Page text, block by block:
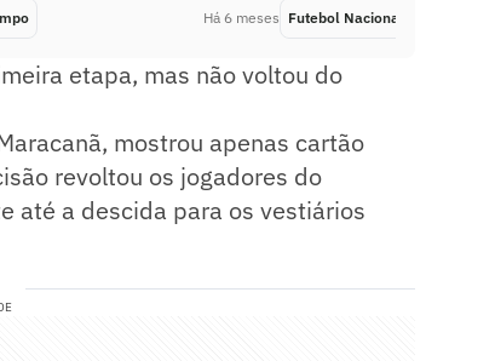
Há 6 meses Futebol Nacional
etapa, mas não voltou do
mostrou apenas cartão
revoltou os jogadores do
até a descida para os vestiários